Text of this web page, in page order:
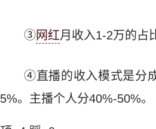
③网红月收入1-2万的占
④直播的收入模式是分
5%。主播个人分40%-50%。